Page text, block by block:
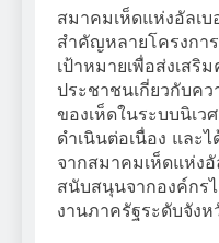
สมาคมเห็ดแห่งอัลเบ
สำคัญหลายโครงกา
เป้าหมายเพื่อส่งเสริ
ประชาชนเกี่ยวกับค
ของเห็ดในระบบนิเว
ดำเนินต่อเนื่อง และ
จากสมาคมเห็ดแห่งอั
สนับสนุนจากองค์กร
งานภาครัฐระดับจังห